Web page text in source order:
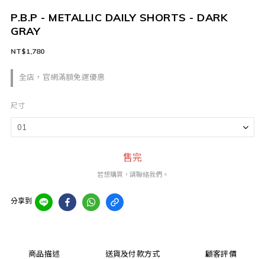
P.B.P - METALLIC DAILY SHORTS - DARK
GRAY
全店，官網滿額免運優惠
NT$1,780
尺寸
售完
若想購買，請聯絡我們。
分享到
商品描述 送貨及付款方式 顧客評價